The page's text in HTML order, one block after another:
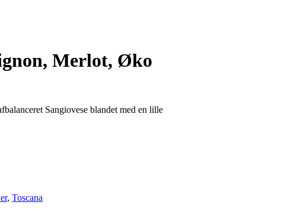
Merlot, Øko
Sangiovese blandet med en lille
, Toscana